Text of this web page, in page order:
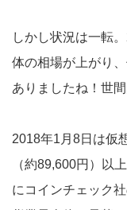
しかし状況は一転
体の相場が上がり
ありましたね！世
2018年1月8日は仮
（約89,600円）以
にコインチェック